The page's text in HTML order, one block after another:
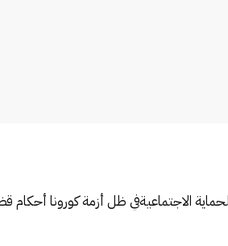
الاجتماعيةفي ظل أزمة كورونا أحكام